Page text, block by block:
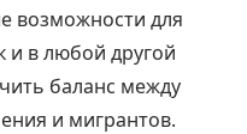
возможности для
и в любой другой
баланс между
и мигрантов.